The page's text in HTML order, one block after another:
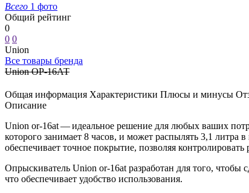
Всего 1 фото
Общий рейтинг
0
0 0
Union
Все товары бренда
Union ОР-16АТ
Общая информация Характеристики Плюсы и минусы
Описание
Union or-16at — идеальное решение для любых ваших
которого занимает 8 часов, и может распылять 3,1 литра
обеспечивает точное покрытие, позволяя контролировать
Опрыскиватель Union or-16at разработан для того,
что обеспечивает удобство использования.